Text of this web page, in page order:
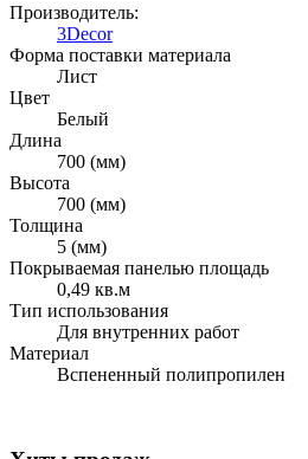
Производитель:
3Decor
Форма поставки материала
Лист
Цвет
Белый
Длина
700 (мм)
Высота
700 (мм)
Толщина
5 (мм)
Покрываемая панелью площадь
0,49 кв.м
Тип использования
Для внутренних работ
Материал
Вспененный полипропилен